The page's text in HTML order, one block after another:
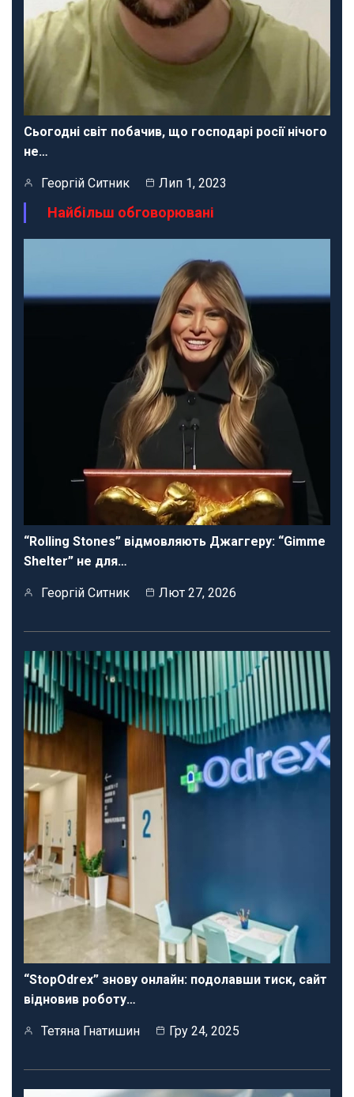
Сьогодні світ побачив, що господарі росії нічого
не…
Георгій Ситник Лип 1, 2023
Найбільш обговорювані
“Rolling Stones” відмовляють Джаггеру: “Gimme
Shelter” не для…
Георгій Ситник Лют 27, 2026
“StopOdrex” знову онлайн: подолавши тиск, сайт
відновив роботу…
Тетяна Гнатишин Гру 24, 2025